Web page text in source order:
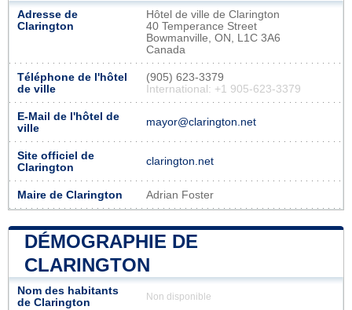
Adresse de
Clarington
Hôtel de ville de Clarington
40 Temperance Street
Bowmanville, ON, L1C 3A6
Canada
Téléphone de l'hôtel
de ville
(905) 623-3379
International: +1 905-623-3379
E-Mail de l'hôtel de
ville
mayor@clarington.net
Site officiel de
Clarington
clarington.net
Maire de Clarington Adrian Foster
DÉMOGRAPHIE DE
CLARINGTON
Nom des habitants
de Clarington
Non disponible